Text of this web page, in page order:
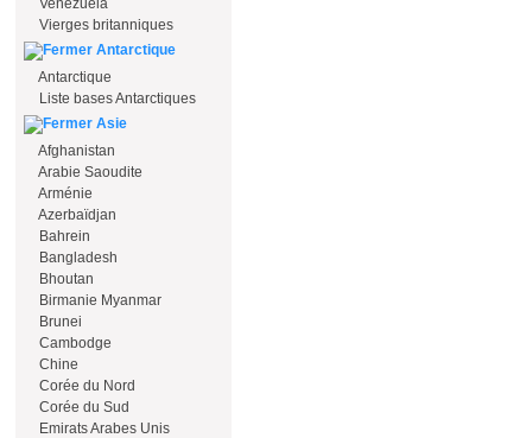
Venezuela
Vierges britanniques
Antarctique
Antarctique
Liste bases Antarctiques
Asie
Afghanistan
Arabie Saoudite
Arménie
Azerbaïdjan
Bahrein
Bangladesh
Bhoutan
Birmanie Myanmar
Brunei
Cambodge
Chine
Corée du Nord
Corée du Sud
Emirats Arabes Unis